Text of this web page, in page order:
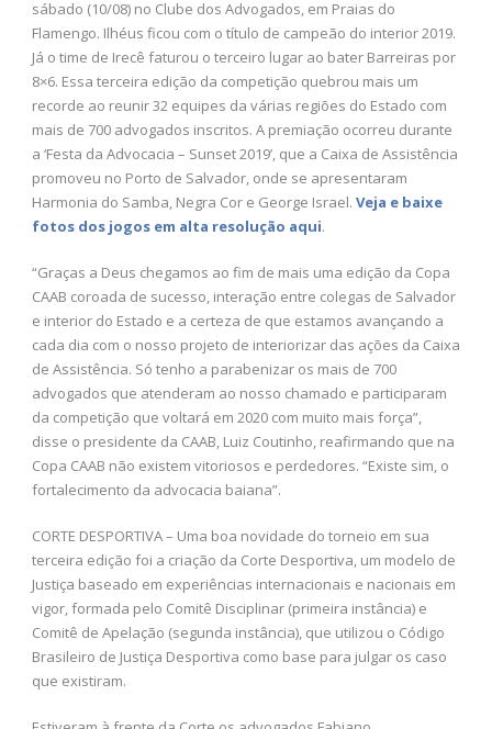
sábado (10/08) no Clube dos Advogados, em Praias do
Flamengo. Ilhéus ficou com o título de campeão do interior 2019.
Já o time de Irecê faturou o terceiro lugar ao bater Barreiras por
8×6. Essa terceira edição da competição quebrou mais um
recorde ao reunir 32 equipes da várias regiões do Estado com
mais de 700 advogados inscritos. A premiação ocorreu durante
a ‘Festa da Advocacia – Sunset 2019’, que a Caixa de Assistência
promoveu no Porto de Salvador, onde se apresentaram
Harmonia do Samba, Negra Cor e George Israel. Veja e baixe
fotos dos jogos em alta resolução aqui.
“Graças a Deus chegamos ao fim de mais uma edição da Copa
CAAB coroada de sucesso, interação entre colegas de Salvador
e interior do Estado e a certeza de que estamos avançando a
cada dia com o nosso projeto de interiorizar das ações da Caixa
de Assistência. Só tenho a parabenizar os mais de 700
advogados que atenderam ao nosso chamado e participaram
da competição que voltará em 2020 com muito mais força”,
disse o presidente da CAAB, Luiz Coutinho, reafirmando que na
Copa CAAB não existem vitoriosos e perdedores. “Existe sim, o
fortalecimento da advocacia baiana”.
CORTE DESPORTIVA – Uma boa novidade do torneio em sua
terceira edição foi a criação da Corte Desportiva, um modelo de
Justiça baseado em experiências internacionais e nacionais em
vigor, formada pelo Comitê Disciplinar (primeira instância) e
Comitê de Apelação (segunda instância), que utilizou o Código
Brasileiro de Justiça Desportiva como base para julgar os caso
que existiram.